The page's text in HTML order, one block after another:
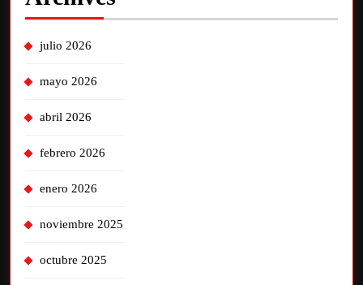
julio 2026
mayo 2026
abril 2026
febrero 2026
enero 2026
noviembre 2025
octubre 2025